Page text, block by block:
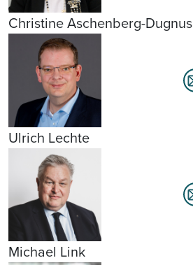
Christine Aschenberg-Dugnus
Ulrich Lechte
Michael Link